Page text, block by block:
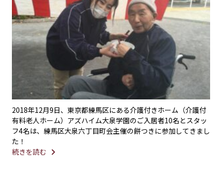
2018年12月9日、東京都練馬区にある介護付きホーム（介護付
有料老人ホーム）アズハイム大泉学園のご入居者10名とスタッ
フ4名は、練馬区大泉六丁目町会主催の餅つきに参加してきまし
た！
続きを読む